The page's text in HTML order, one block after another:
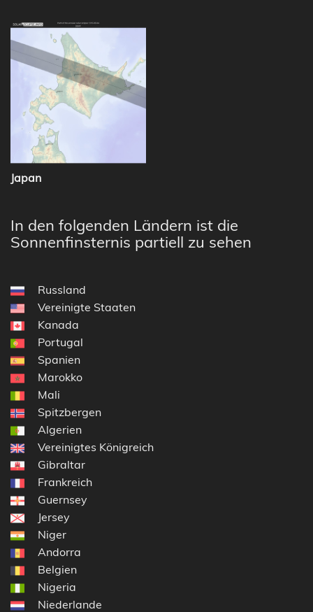
Japan
In den folgenden Ländern ist die
Sonnenfinsternis partiell zu sehen
Russland
Vereinigte Staaten
Kanada
Portugal
Spanien
Marokko
Mali
Spitzbergen
Algerien
Vereinigtes Königreich
Gibraltar
Frankreich
Guernsey
Jersey
Niger
Andorra
Belgien
Nigeria
Niederlande